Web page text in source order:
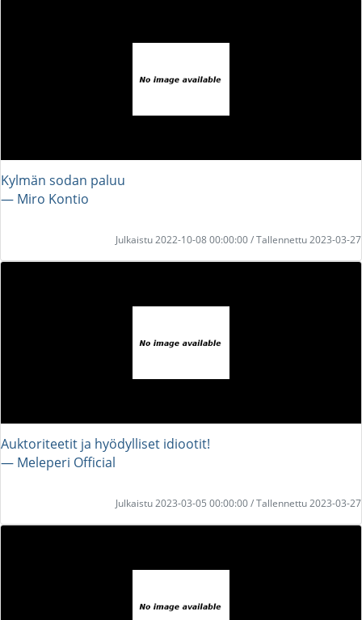
Kylmän sodan paluu
― Miro Kontio
Julkaistu 2022-10-08 00:00:00 / Tallennettu 2023-03-27
Auktoriteetit ja hyödylliset idiootit!
― Meleperi Official
Julkaistu 2023-03-05 00:00:00 / Tallennettu 2023-03-27